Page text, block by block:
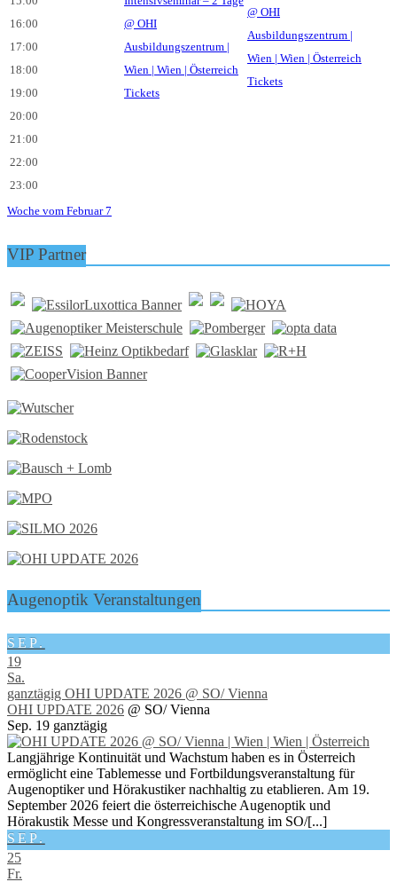
16:00
17:00
18:00
19:00
20:00
21:00
22:00
23:00
Tickets
Tickets
Woche vom Februar 7
VIP Partner
Augenoptik Veranstaltungen
SEP.
19
Sa.
ganztägig OHI UPDATE 2026 @ SO/ Vienna
OHI UPDATE 2026 @ SO/ Vienna
Sep. 19 ganztägig
Langjährige Kontinuität und Wachstum haben es in Österreich
ermöglicht eine Tablemesse und Fortbildungsveranstaltung für
Augenoptiker und Hörakustiker nachhaltig zu etablieren. Am 19.
September 2026 feiert die österreichische Augenoptik und
Hörakustik Messe und Kongressveranstaltung im SO/[...]
SEP.
25
Fr.